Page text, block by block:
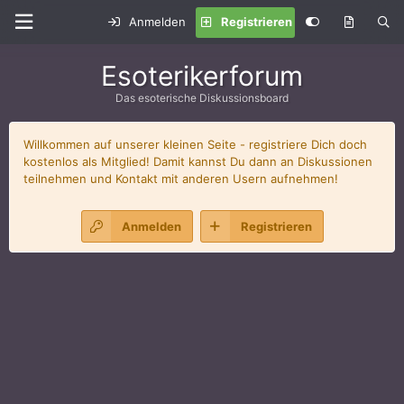
Anmelden Registrieren
Esoterikerforum
Das esoterische Diskussionsboard
Willkommen auf unserer kleinen Seite - registriere Dich doch
kostenlos als Mitglied! Damit kannst Du dann an Diskussionen
teilnehmen und Kontakt mit anderen Usern aufnehmen!
Anmelden Registrieren